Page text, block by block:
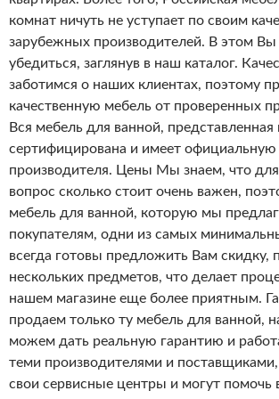
комнат ничуть не уступает по своим
зарубежных производителей. В этом
убедиться, заглянув в наш каталог.
заботимся о наших клиентах, поэтому
качественную мебель от проверенных
Вся мебель для ванной,
сертифицирована и имеет официальную
производителя. Цены Мы знаем, что
вопрос сколько стоит очень важен,
мебель для ванной, которую мы
покупателям, одни из самых
всегда готовы предложить Вам скидку,
нескольких предметов, что делает
нашем магазине еще более приятным.
продаем только ту мебель для ванной,
можем дать реальную гарантию и
теми производителями и
свои сервисные центры и могут помочь